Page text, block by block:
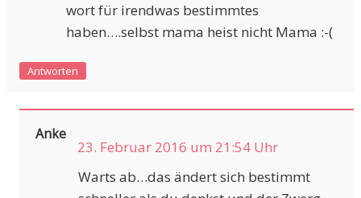
wort für irendwas bestimmtes
haben….selbst mama heist nicht Mama :-(
Antworten
Anke
23. Februar 2016 um 21:54 Uhr
Warts ab…das ändert sich bestimmt